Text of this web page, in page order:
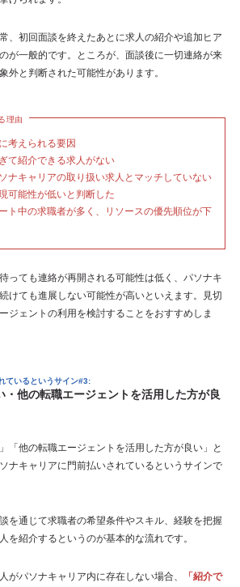
、初回面談を終えたあとに求人の紹介や追加ヒア
が一般的です。ところが、面談後に一切連絡が来
外と判断された可能性があります。
理由
考えられる要因
て紹介できる求人がない
ナキャリアの取り扱い求人とマッチしていない
可能性が低いと判断した
ト中の求職者が多く、リソースの優先順位が下
っても連絡が再開される可能性は低く、パソナキ
けても進展しない可能性が高いといえます。見切
ジェントの利用を検討することをおすすめしま
ているというサイン#3:
・他の転職エージェントを活用した方が良
「他の転職エージェントを活用した方が良い」と
ナキャリアに門前払いされているというサインで
を通じて求職者の希望条件やスキル、経験を把握
を紹介するというのが基本的な流れです。
がパソナキャリア内に存在しない場合、
「紹介で